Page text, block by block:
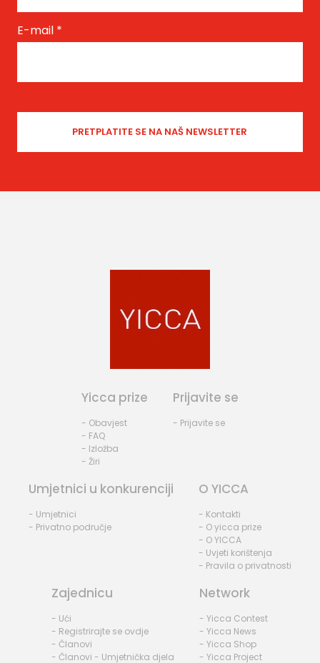
E-mail *
Yicca prize
- Obavjest
- FAQ
- Izložba
- Žiri
Prijavite se
- Prijavite se
Umjetnici u konkurenciji
- Umjetnici
- Privatno područje
O YICCA
- Kontakti
- O yicca prize
- O YICCA
- Uvjeti korištenja
- Pravila o privatnosti
Zajednicu
- Ući
- Registrirajte se ovdje
- Članovi
- Članovi - Umjetnička djela
Network
- Yicca Contest
- Yicca News
- Yicca Shop
- Yicca Project